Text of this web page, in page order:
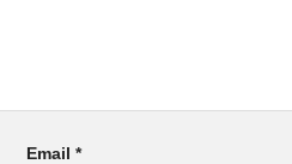
Email *